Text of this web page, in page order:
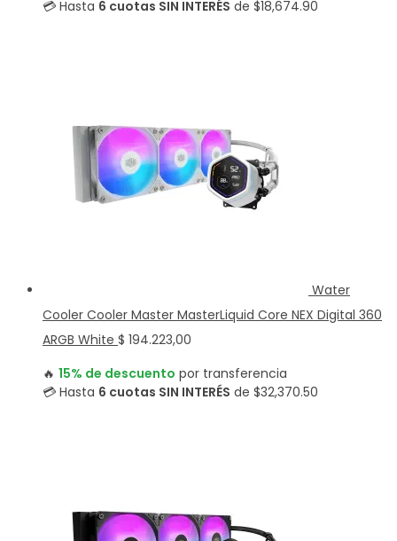
💳 Hasta 6 cuotas SIN INTERÉS de $18,674.90
Water
Cooler Cooler Master MasterLiquid Core NEX Digital 360
ARGB White $ 194.223,00
🔥 15% de descuento por transferencia
💳 Hasta 6 cuotas SIN INTERÉS de $32,370.50